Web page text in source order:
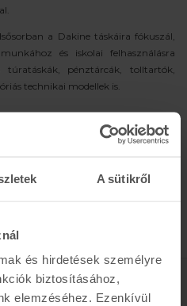
A sütikről
és hirdetések személyre
biztosításához,
elemzéséhez. Ezenkívül
a Dakine táskáira fókuszál,
és iskolai felhasználásra
pénztárcák, tolltartók,
technikai modellek is.
akciókról